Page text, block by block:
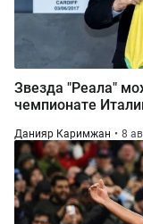
Звезда "Реала"
чемпионате
Данияр Каримжан 8